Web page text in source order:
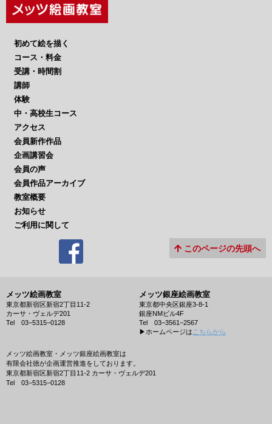
初めて絵を描く
コース・料金
受講・時間割
講師
体験
中・高校生コース
アクセス
会員新作作品
企画講習会
会員の声
会員作品アーカイブ
教室概要
お知らせ
ご利用に関して
このページの先頭へ
メッツ絵画教室
東京都新宿区新宿2丁目11-2
カーサ・ヴェルデ201
Tel 03−5315−0128
メッツ銀座絵画教室
東京都中央区銀座3-8-1
銀座NMビル4F
Tel 03−3561−2567
▶︎ホームページは こちらから
メッツ絵画教室・メッツ銀座絵画教室は
有限会社徳が企画運営推進をしております。
東京都新宿区新宿2丁目11-2 カーサ・ヴェルデ201
Tel 03−5315−0128